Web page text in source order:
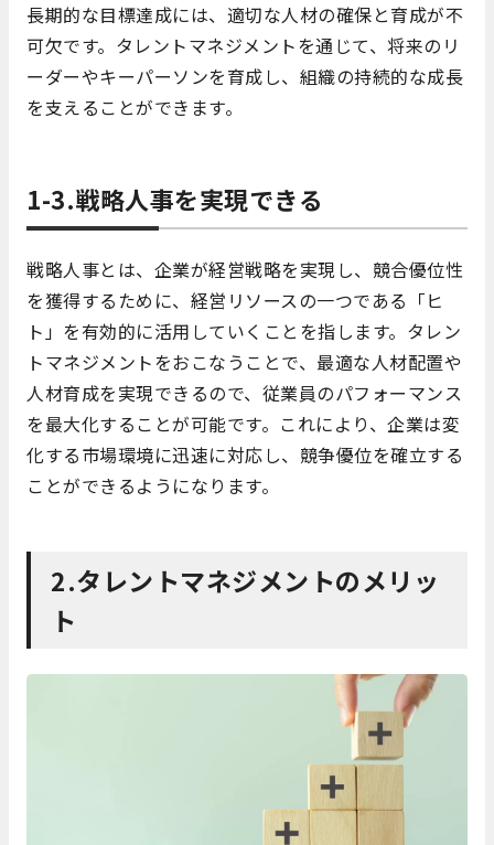
長期的な目標達成には、適切な人材の確保と育成が不
可欠です。タレントマネジメントを通じて、将来のリ
ーダーやキーパーソンを育成し、組織の持続的な成長
を支えることができます。
1-3.戦略人事を実現できる
戦略人事とは、企業が経営戦略を実現し、競合優位性
を獲得するために、経営リソースの一つである「ヒ
ト」を有効的に活用していくことを指します。タレン
トマネジメントをおこなうことで、最適な人材配置や
人材育成を実現できるので、従業員のパフォーマンス
を最大化することが可能です。これにより、企業は変
化する市場環境に迅速に対応し、競争優位を確立する
ことができるようになります。
2.タレントマネジメントのメリッ
ト